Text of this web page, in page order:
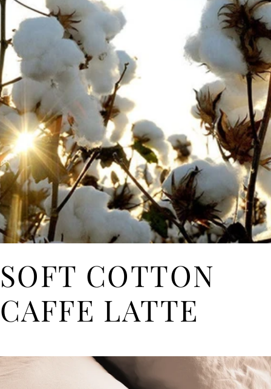
SOFT COTTON
CAFFE LATTE
BY BEDTIME